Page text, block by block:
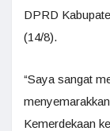
DPRD
(14/8).
“Saya sangat
Kemerdekaan